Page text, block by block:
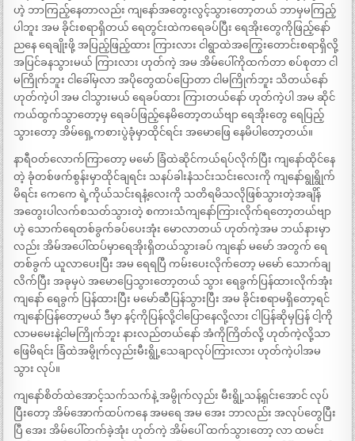
ဟဲ့ ဘာကြည့်နေတာလည်း ကျနော်အတွေးလွင့်သွားတော့တယ် ဘာမှမကြည့်
ပါဘူး အမ ခိုင်းစရာရှိတယ် ရေတွင်းထဲကရေခပ်ပြီး ရေအိုးတွေကိုဖြည့်နော်
ညနေ ရေချိုးဖို့ အပြည့်ဖြည့်ထား ကြားလား ငါရွာထဲအကြွေးတောင်းစရာရှိလို့
အပြင်ခနသွားမယ် ကြားလား ဟုတ်ကဲ့ အမ အိမ်ပေါ်ကိုထက်တာ စပ်စုတာ ငါ
မကြိုက်ဘူး ငါခေါ်မှလာ အပိုတွေထပ်ပြောတာ ငါမကြိုက်ဘူး သိတယ်နော်
ဟုတ်ကဲ့ပါ အမ ငါသွားမယ် ရေခပ်ထား ကြားတယ်နော် ဟုတ်ကဲ့ပါ အမ ဆိုင်
ကယ်ထွက်သွာတော့မှ ရေခပ်ဖြည့်နေမိတော့တယ်ဗျာ ရေအိုးတွေ ရေပြည့်
သွားတော့ အိမ်ရှေ့ကစားပွဲခုံမှာထိုင်ရင်း အမောဖြေ နေမိပါတော့တယ်။
နာရီဝတ်လောက်ကြာတော့ မမော် ခြံထဲဆိုင်ကယ်ရပ်လိုက်ပြီး ကျနော်ထိုင်နေ
တဲ့ ခုံတစ်ဖက်စွန်းမှာထိုင်ချရင်း သနပ်ခါးနံသင်းသင်းလေးကို ကျနော်ရွုရွိုက်
မိရင်း ကေကေ ရဲ့ကိုယ်သင်းရနံ့လေးကို သတိရမိသလိုဖြစ်သွားတဲ့အချိန်
အတွေးပါလက်စသတ်သွားတဲ့ စကားသံကျနော်ကြားလိုက်ရတော့တယ်ဗျာ
ဟဲ့ သောက်ရေတစ်ခွက်ခပ်ပေးအုံး မောလာတယ် ဟုတ်ကဲ့အမ ဘယ်နားမှာ
လည်း အိမ်အပေါ်ထပ်မှာရေအိုးရှိတယ်သွားခပ် ကျနော် မမော် အတွက် ရေ
တစ်ခွက် ယူလာပေးပြီး အမ ရေရပြီ ကမ်းပေးလိုက်တော့ မမော် သောက်ချ
လိက်ပြီး အခုမှပဲ အမောပြေသွားတော့တယ် သွား ရေခွက်ပြန်ထားလိုက်အုံး
ကျနော် ရေခွက် ပြန်ထားပြီး မမော်ဆီပြန်သွားပြီး အမ ခိုင်းစရာမရှိတော့ရင်
ကျနော်ပြန်တော့မယ် ဒီမှာ နင့်ကိုပြန်လို့ငါပြောနေလို့လား ငါပြန်ဆိုမှပြန် ငါ့ကို
လာမမေးနဲ့ငါမကြိုက်ဘူး နားလည်တယ်နော် အံကိုကြိတ်လို့ ဟုတ်ကဲ့လို့သာ
ဖြေမိရင်း ခြံထဲအမွိုက်လှည်းမီးရွို့သေချာလုပ်ကြားလား ဟုတ်ကဲ့ပါအမ
သွား လုပ်။
ကျနော်စိတ်ထဲအောင့်သက်သက်နဲ့ အမွိုက်လှည်း မီးရွို့သန့်ရှင်းအောင် လုပ်
ပြီးတော့ အိမ်အောက်ထပ်ကနေ အမရေ အမ အေး ဘာလည်း အလုပ်တွေပြီး
ပြီ အေး အိမ်ပေါ်တက်ခဲ့အုံး ဟုတ်ကဲ့ အိမ်ပေါ် ထက်သွားတော့ လာ ထမင်း